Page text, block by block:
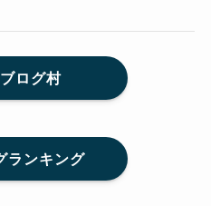
ログ村
ランキング